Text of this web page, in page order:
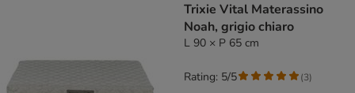
Trixie Vital Materassino
Noah, grigio chiaro
L 90 × P 65 cm
Rating: 5/5 (3)